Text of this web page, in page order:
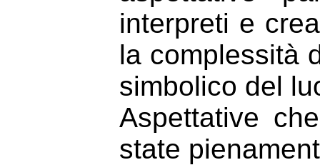
interpreti e
la complessità
simbolico del
Aspettative
state